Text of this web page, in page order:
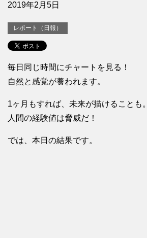
2019年2月5日
レポート（日報）
毎日同じ時間にチャートを見る！
自然と感覚が養われます。
1ヶ月もすれば、未来が描けることも。
人間の経験値は脅威だ！
では、本日の結果です。